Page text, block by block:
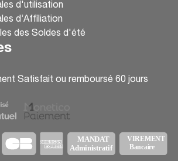
d'utilisation
d’Affiliation
des Soldes d'été
Satisfait ou remboursé 60 jours